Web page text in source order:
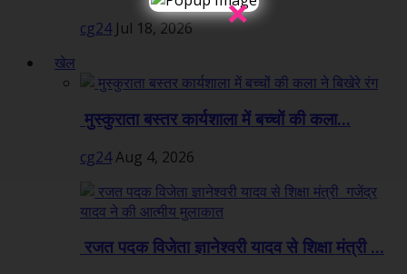
cg24 Jul 18, 2026
खेल
मुस्कुराता बस्तर कार्यशाला में बच्चों की कला...
cg24Aug 4, 2026
रजत पदक विजेता ज्ञानेश्वरी यादव से शिक्षा मंत्री ...
×